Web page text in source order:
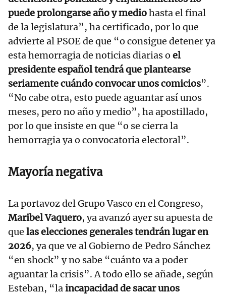
puede prolongarse año y mediohasta el final
de la legislatura”, ha certificado, por lo que
advierte al PSOE de que “o consigue detener ya
esta hemorragia de noticias diarias o el
presidente español tendrá que plantearse
seriamente cuándo convocar unos comicios”.
“No cabe otra, esto puede aguantar así unos
meses, pero no año y medio”, ha apostillado,
por lo que insiste en que “o se cierra la
hemorragia ya o convocatoria electoral”.
Mayoría negativa
La portavoz del Grupo Vasco en el Congreso,
Maribel Vaquero, ya avanzó ayer su apuesta de
que las elecciones generales tendrán lugar en
2026, ya que ve al Gobierno de Pedro Sánchez
“en shock” y no sabe “cuánto va a poder
aguantar la crisis”. A todo ello se añade, según
Esteban, “laincapacidad de sacar unos